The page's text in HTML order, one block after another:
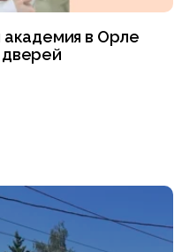
академия в Орле